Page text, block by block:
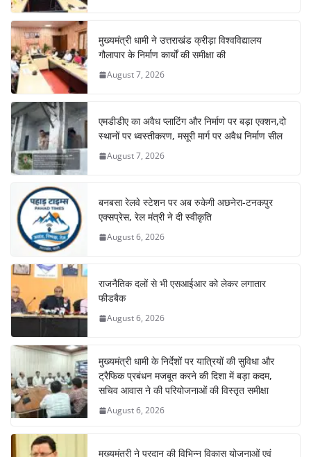
मुख्यमंत्री धामी ने उत्तराखंड क्रीड़ा विश्वविद्यालय
गौलापार के निर्माण कार्यों की समीक्षा की
August 7, 2026
एमडीडीए का अवैध प्लाटिंग और निर्माण पर बड़ा एक्शन,दो
स्थानों पर ध्वस्तीकरण, मसूरी मार्ग पर अवैध निर्माण सील
August 7, 2026
बनबसा रेलवे स्टेशन पर अब रुकेगी अछनेरा-टनकपुर
एक्सप्रेस, रेल मंत्री ने दी स्वीकृति
August 6, 2026
राजनैतिक दलों से भी एसआईआर को लेकर लगातार
फीडबैक
August 6, 2026
मुख्यमंत्री धामी के निर्देशों पर यात्रियों की सुविधा और
ट्रैफिक प्रबंधन मजबूत करने की दिशा में बड़ा कदम,
सचिव आवास ने की परियोजनाओं की विस्तृत समीक्षा
August 6, 2026
मुख्यमंत्री ने प्रदान की विभिन्न विकास योजनाओं एवं